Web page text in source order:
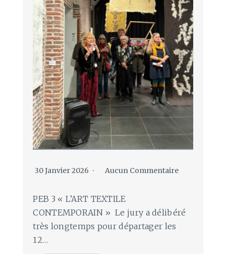
30 Janvier 2026 Aucun Commentaire
PEB 3 « L’ART TEXTILE
CONTEMPORAIN » Le jury a délibéré
très longtemps pour départager les
12…